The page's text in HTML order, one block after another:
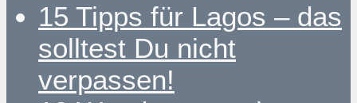
15 Tipps für Lagos – das
solltest Du nicht
verpassen!